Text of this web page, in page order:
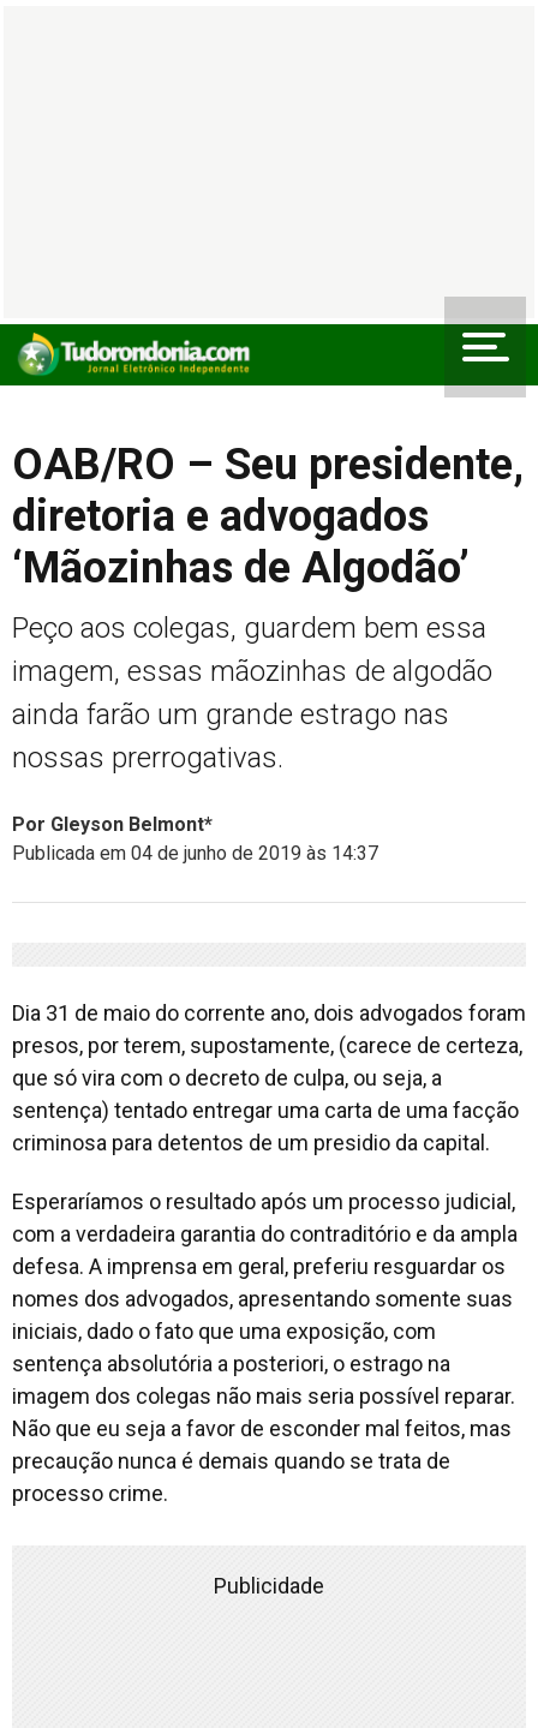
OAB/RO – Seu presidente,
diretoria e advogados
‘Mãozinhas de Algodão’
Peço aos colegas, guardem bem essa
imagem, essas mãozinhas de algodão
ainda farão um grande estrago nas
nossas prerrogativas.
Por Gleyson Belmont*
Publicada em 04 de junho de 2019 às 14:37
Dia 31 de maio do corrente ano, dois advogados foram
presos, por terem, supostamente, (carece de certeza,
que só vira com o decreto de culpa, ou seja, a
sentença) tentado entregar uma carta de uma facção
criminosa para detentos de um presidio da capital.
Esperaríamos o resultado após um processo judicial,
com a verdadeira garantia do contraditório e da ampla
defesa. A imprensa em geral, preferiu resguardar os
nomes dos advogados, apresentando somente suas
iniciais, dado o fato que uma exposição, com
sentença absolutória a posteriori, o estrago na
imagem dos colegas não mais seria possível reparar.
Não que eu seja a favor de esconder mal feitos, mas
precaução nunca é demais quando se trata de
processo crime.
Publicidade